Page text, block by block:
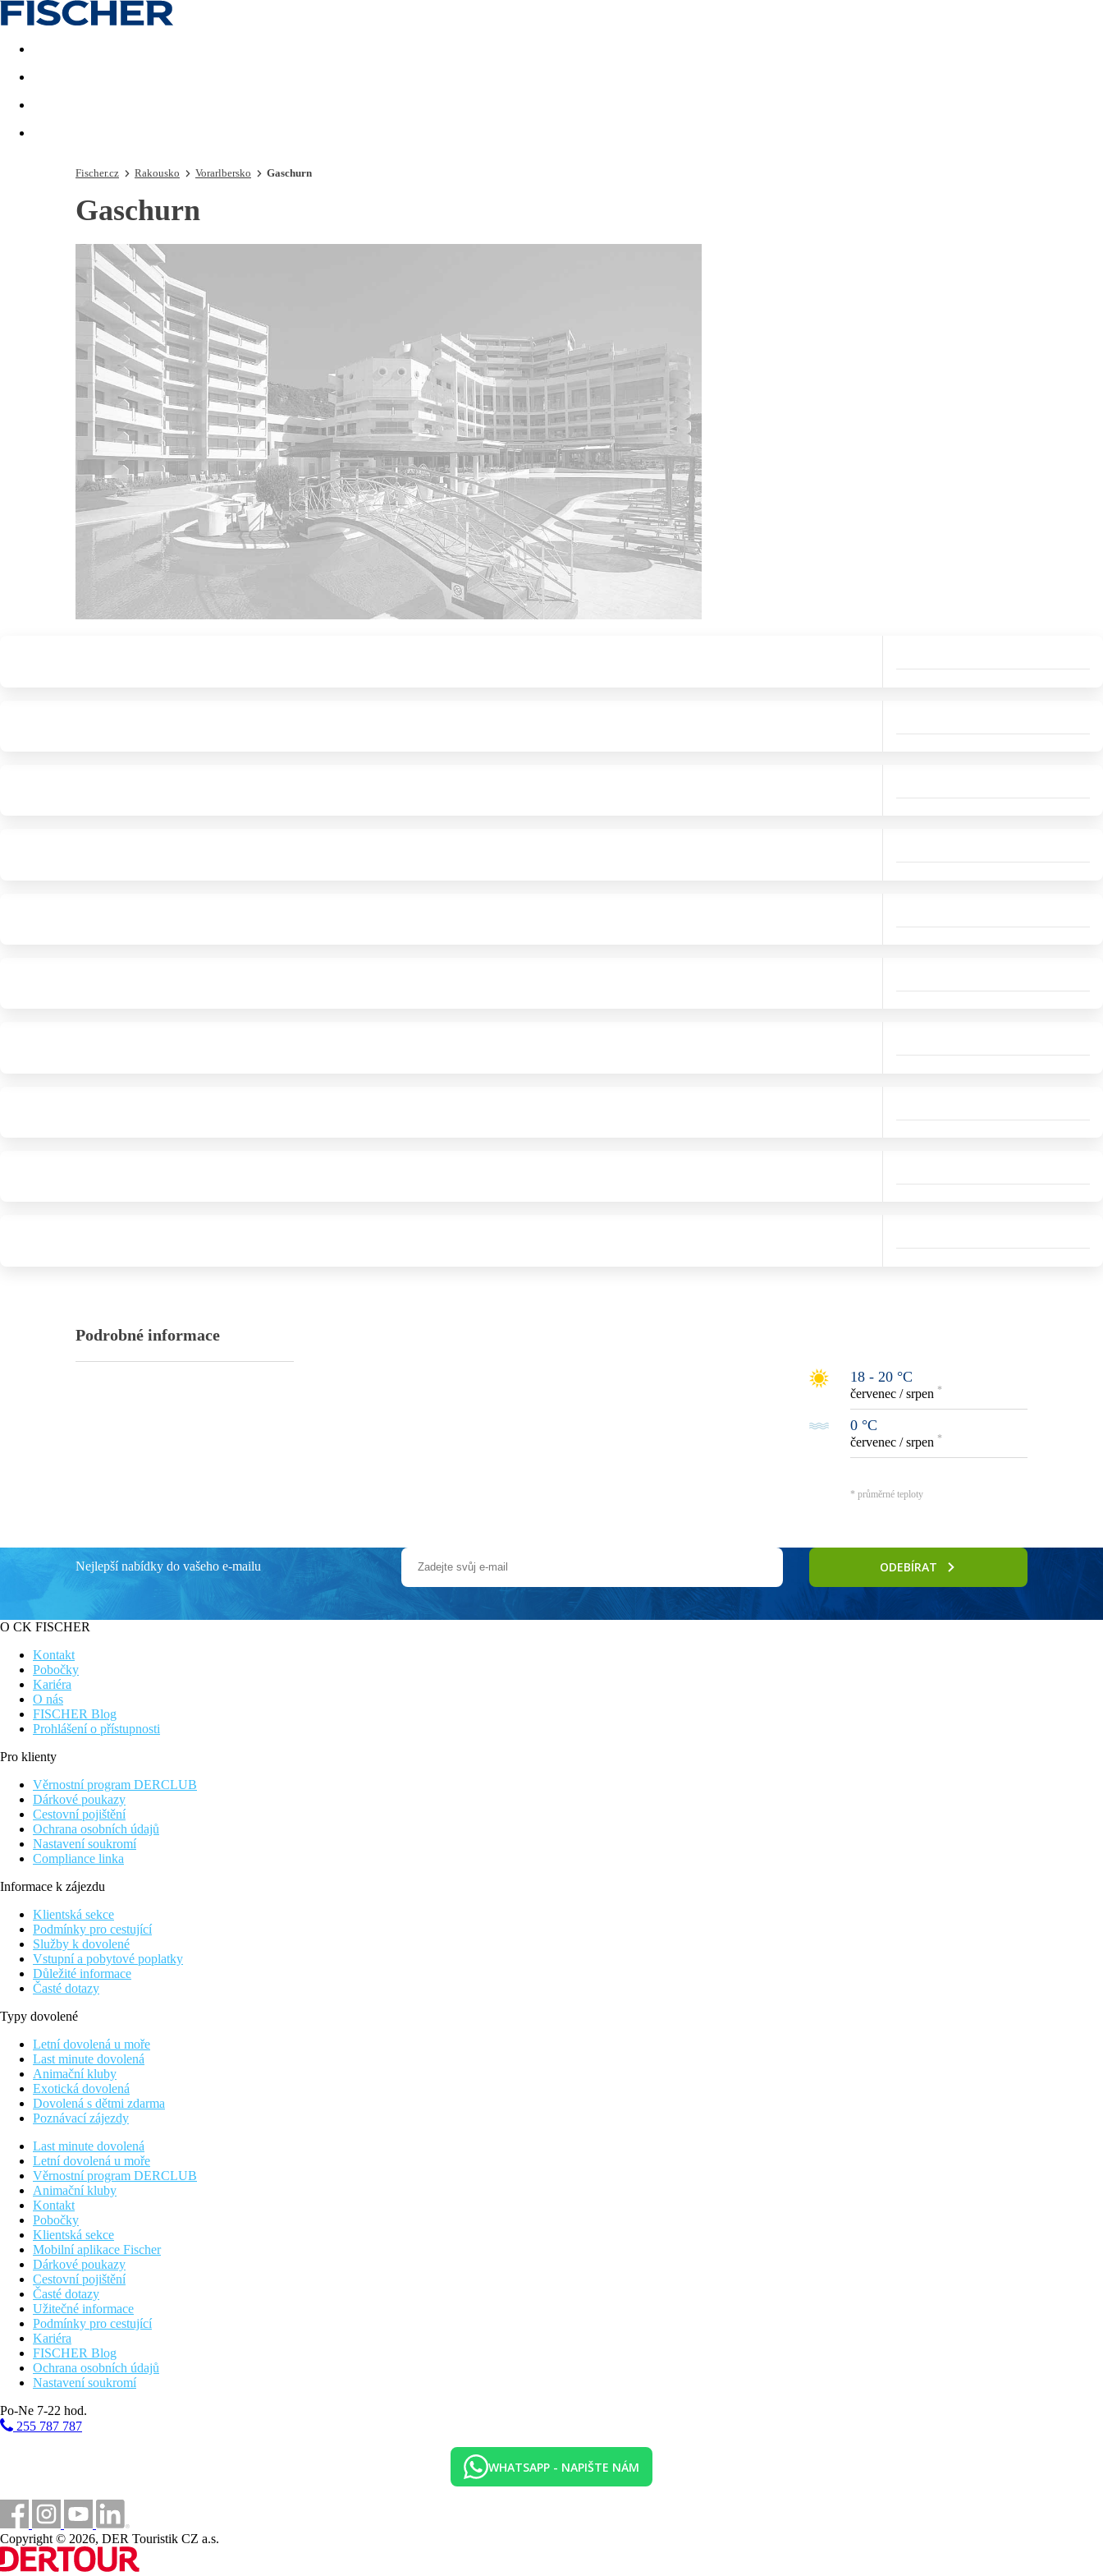
Akční nabídky Last minute
Fischer.cz Rakousko Vorarlbersko Gaschurn
Gaschurn
Podrobné informace
18 - 20 °C
červenec / srpen *
0 °C
červenec / srpen *
* průměrné teploty
Nejlepší nabídky do vašeho e-mailu ODEBÍRAT
O CK FISCHER
Kontakt
Pobočky
Kariéra
O nás
FISCHER Blog
Prohlášení o přístupnosti
Pro klienty
Věrnostní program DERCLUB
Dárkové poukazy
Cestovní pojištění
Ochrana osobních údajů
Nastavení soukromí
Compliance linka
Informace k zájezdu
Klientská sekce
Podmínky pro cestující
Služby k dovolené
Vstupní a pobytové poplatky
Důležité informace
Časté dotazy
Typy dovolené
Letní dovolená u moře
Last minute dovolená
Animační kluby
Exotická dovolená
Dovolená s dětmi zdarma
Poznávací zájezdy
Last minute dovolená
Letní dovolená u moře
Věrnostní program DERCLUB
Animační kluby
Kontakt
Pobočky
Klientská sekce
Mobilní aplikace Fischer
Dárkové poukazy
Cestovní pojištění
Časté dotazy
Užitečné informace
Podmínky pro cestující
Kariéra
FISCHER Blog
Ochrana osobních údajů
Nastavení soukromí
Po-Ne 7-22 hod.
255 787 787
WHATSAPP - NAPIŠTE NÁM
Copyright © 2026, DER Touristik CZ a.s.